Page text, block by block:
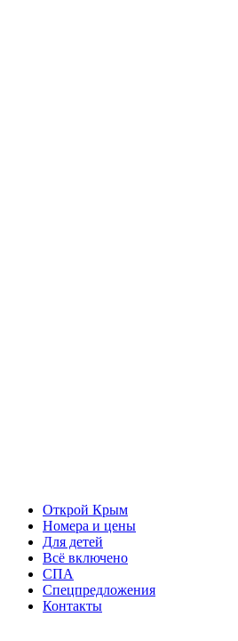
Открой Крым
Номера и цены
Для детей
Всё включено
СПА
Спецпредложения
Контакты